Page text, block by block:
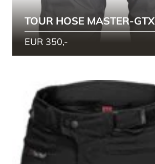
TOUR HOSE MASTER-GTX
EUR 350,-